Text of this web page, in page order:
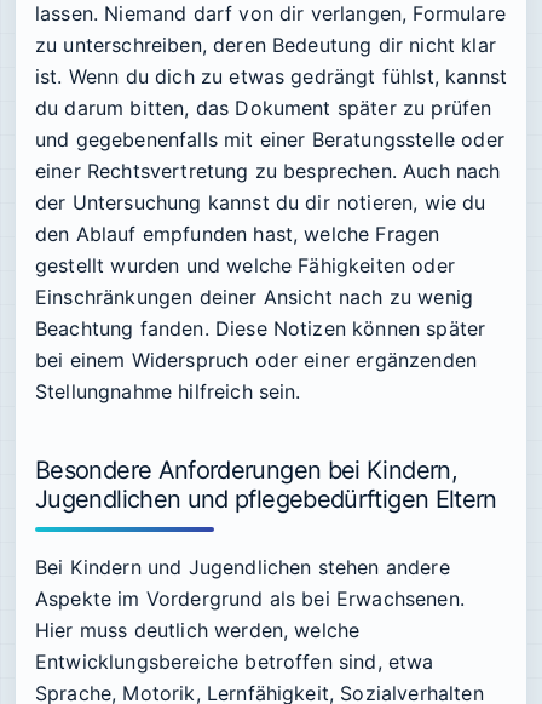
lassen. Niemand darf von dir verlangen, Formulare
zu unterschreiben, deren Bedeutung dir nicht klar
ist. Wenn du dich zu etwas gedrängt fühlst, kannst
du darum bitten, das Dokument später zu prüfen
und gegebenenfalls mit einer Beratungsstelle oder
einer Rechtsvertretung zu besprechen. Auch nach
der Untersuchung kannst du dir notieren, wie du
den Ablauf empfunden hast, welche Fragen
gestellt wurden und welche Fähigkeiten oder
Einschränkungen deiner Ansicht nach zu wenig
Beachtung fanden. Diese Notizen können später
bei einem Widerspruch oder einer ergänzenden
Stellungnahme hilfreich sein.
Besondere Anforderungen bei Kindern,
Jugendlichen und pflegebedürftigen Eltern
Bei Kindern und Jugendlichen stehen andere
Aspekte im Vordergrund als bei Erwachsenen.
Hier muss deutlich werden, welche
Entwicklungsbereiche betroffen sind, etwa
Sprache, Motorik, Lernfähigkeit, Sozialverhalten